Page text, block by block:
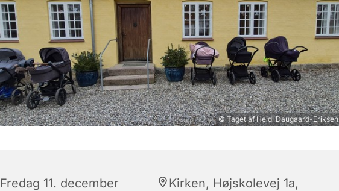
© Taget af Heidi Daugaard-Eriksen
Fredag 11. december
Kirken, Højskolevej 1a,